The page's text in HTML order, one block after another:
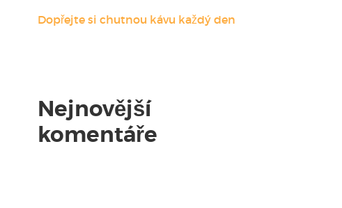
Dopřejte si chutnou kávu každý den
Nejnovější
komentáře